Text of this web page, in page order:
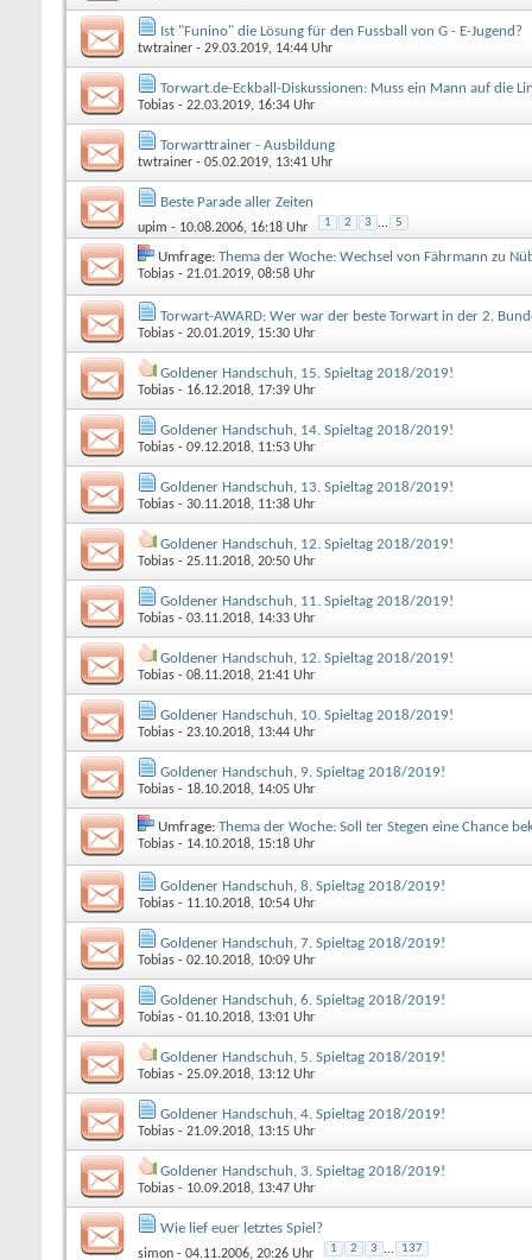
Ist "Funino" die Lösung für den Fussball von G - E-Jugend?
twtrainer - 29.03.2019, 14:44 Uhr
Torwart.de-Eckball-Diskussionen: Muss ein Mann auf die
Tobias - 22.03.2019, 16:34 Uhr
Torwarttrainer - Ausbildung
twtrainer - 05.02.2019, 13:41 Uhr
Beste Parade aller Zeiten
upim - 10.08.2006, 16:18 Uhr 1 2 3 ... 5
Umfrage: Thema der Woche: Wechsel von Fährmann zu
Tobias - 21.01.2019, 08:58 Uhr
Torwart-AWARD: Wer war der beste Torwart in der 2.
Tobias - 20.01.2019, 15:30 Uhr
Goldener Handschuh, 15. Spieltag 2018/2019!
Tobias - 16.12.2018, 17:39 Uhr
Goldener Handschuh, 14. Spieltag 2018/2019!
Tobias - 09.12.2018, 11:53 Uhr
Goldener Handschuh, 13. Spieltag 2018/2019!
Tobias - 30.11.2018, 11:38 Uhr
Goldener Handschuh, 12. Spieltag 2018/2019!
Tobias - 25.11.2018, 20:50 Uhr
Goldener Handschuh, 11. Spieltag 2018/2019!
Tobias - 03.11.2018, 14:33 Uhr
Goldener Handschuh, 12. Spieltag 2018/2019!
Tobias - 08.11.2018, 21:41 Uhr
Goldener Handschuh, 10. Spieltag 2018/2019!
Tobias - 23.10.2018, 13:44 Uhr
Goldener Handschuh, 9. Spieltag 2018/2019!
Tobias - 18.10.2018, 14:05 Uhr
Umfrage: Thema der Woche: Soll ter Stegen eine Chance
Tobias - 14.10.2018, 15:18 Uhr
Goldener Handschuh, 8. Spieltag 2018/2019!
Tobias - 11.10.2018, 10:54 Uhr
Goldener Handschuh, 7. Spieltag 2018/2019!
Tobias - 02.10.2018, 10:09 Uhr
Goldener Handschuh, 6. Spieltag 2018/2019!
Tobias - 01.10.2018, 13:01 Uhr
Goldener Handschuh, 5. Spieltag 2018/2019!
Tobias - 25.09.2018, 13:12 Uhr
Goldener Handschuh, 4. Spieltag 2018/2019!
Tobias - 21.09.2018, 13:15 Uhr
Goldener Handschuh, 3. Spieltag 2018/2019!
Tobias - 10.09.2018, 13:47 Uhr
Wie lief euer letztes Spiel?
simon - 04.11.2006, 20:26 Uhr 1 2 3 ... 137